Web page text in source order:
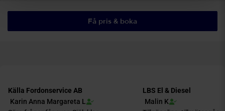
Få pris & boka